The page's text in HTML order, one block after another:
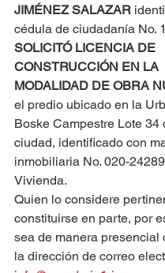
JIMÉNEZ SALAZAR
cédula de ciudadanía No.
SOLICITÓ LICENCIA DE
CONSTRUCCIÓN EN LA
MODALIDAD DE OBRA
el predio ubicado en la
Boske Campestre Lote 34
ciudad, identificado con
inmobiliaria No. 020-
Vivienda.
Quien lo considere
constituirse en parte, por
sea de manera presencial
la dirección de correo